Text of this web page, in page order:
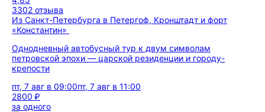
3302 отзыва
Из Санкт-Петербурга в Петергоф, Кронштадт и форт
«Константин»
Однодневный автобусный тур к двум символам
петровской эпохи — царской резиденции и городу-
крепости
пт, 7 авг в 09:00пт, 7 авг в 11:00
2800 ₽
за одного